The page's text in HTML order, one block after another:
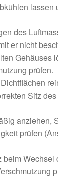
des
er nicht
Gehäuses
prüfen.
Sitz
anziehen,
prüfen
beim Wechsel